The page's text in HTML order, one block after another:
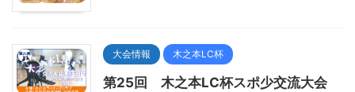
大会情報 木之本LC杯
第25回 木之本LC杯スポ少交流大会